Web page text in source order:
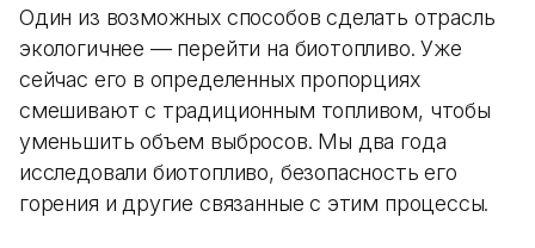
Один из возможных способов сделать отрасль
экологичнее — перейти на биотопливо. Уже
сейчас его в определенных пропорциях
смешивают с традиционным топливом, чтобы
уменьшить объем выбросов. Мы два года
исследовали биотопливо, безопасность его
горения и другие связанные с этим процессы.